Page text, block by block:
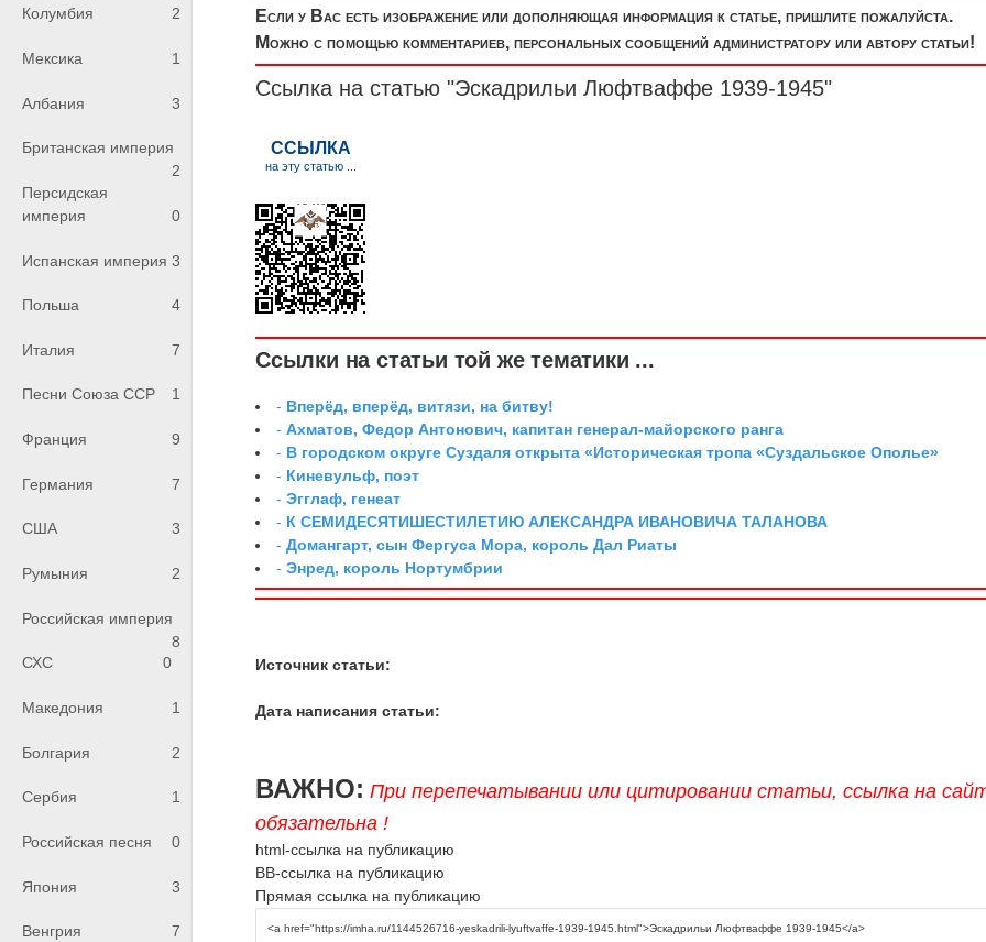
Колумбия 2
Мексика 1
Албания 3
Британская империя
2
Персидская
империя
0
Испанская империя 3
Польша 4
Италия 7
Песни Союза ССР 1
Франция 9
Германия 7
США 3
Румыния 2
Российская империя
8
СХС
0
Македония 1
Болгария 2
Сербия 1
Российская песня 0
Япония 3
Венгрия 7
Если у Вас есть изображение или дополняющая информация к статье, пришлите пожалуйста.
Можно с помощью комментариев, персональных сообщений администратору или автору статьи!
Ссылка на статью "Эскадрильи Люфтваффе 1939-1945"
Ссылки на статьи той же тематики ...
- Вперёд, вперёд, витязи, на битву!
-Ахматов, Федор Антонович, капитан генерал-майорского ранга
- В городском округе Суздаля открыта «Историческая тропа «Суздальское Ополье»
- Киневульф, поэт
-Эгглаф, генеат
- К СЕМИДЕСЯТИШЕСТИЛЕТИЮ АЛЕКСАНДРА ИВАНОВИЧА ТАЛАНОВА
-Домангарт, сын Фергуса Мора, король Дал Риаты
-Энред, король Нортумбрии
Источник статьи:
Дата написания статьи:
ВАЖНО: При перепечатывании или цитировании статьи, ссылка на
обязательна !
html-ссылка на публикацию
BB-ссылка на публикацию
Прямая ссылка на публикацию